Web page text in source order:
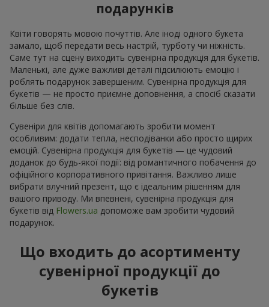
подарунків
Квіти говорять мовою почуттів. Але іноді одного букета
замало, щоб передати весь настрій, турботу чи ніжність.
Саме тут на сцену виходить сувенірна продукція для букетів.
Маленькі, але дуже важливі деталі підсилюють емоцію і
роблять подарунок завершеним. Сувенірна продукція для
букетів — не просто приємне доповнення, а спосіб сказати
більше без слів.
Сувеніри для квітів допомагають зробити момент
особливим: додати тепла, несподіванки або просто щирих
емоцій. Сувенірна продукція для букетів — це чудовий
доданок до будь-якої події: від романтичного побачення до
офіційного корпоративного привітання. Важливо лише
вибрати влучний презент, що є ідеальним рішенням для
вашого приводу. Ми впевнені, сувенірна продукція для
букетів від Flowers.ua допоможе вам зробити чудовий
подарунок.
Що входить до асортименту
сувенірної продукції до
букетів